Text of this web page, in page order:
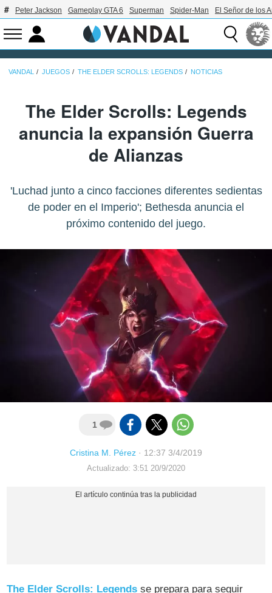
Peter Jackson Gameplay GTA 6 Superman Spider-Man El Señor de los
VANDAL JUEGOS THE ELDER SCROLLS: LEGENDS NOTICIAS
The Elder Scrolls: Legends
anuncia la expansión Guerra
de Alianzas
'Luchad junto a cinco facciones diferentes sedientas
de poder en el Imperio'; Bethesda anuncia el
próximo contenido del juego.
1
Cristina M. Pérez · 12:37 3/4/2019
Actualizado: 3:51 20/9/2020
The Elder Scrolls: Legends se prepara para seguir